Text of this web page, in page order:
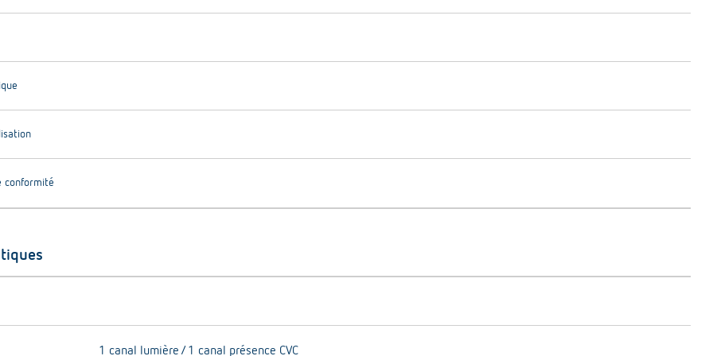
conformité
1 canal lumière / 1 canal présence CVC